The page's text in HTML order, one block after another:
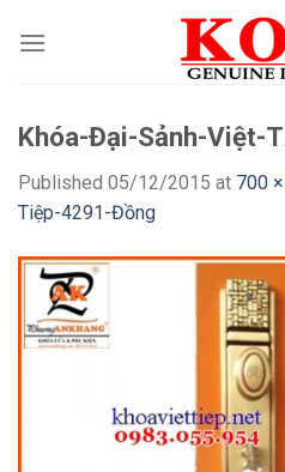
Khóa-Đại-Sảnh-Việt-
Published 05/12/2015 at 700
Tiệp-4291-Đồng